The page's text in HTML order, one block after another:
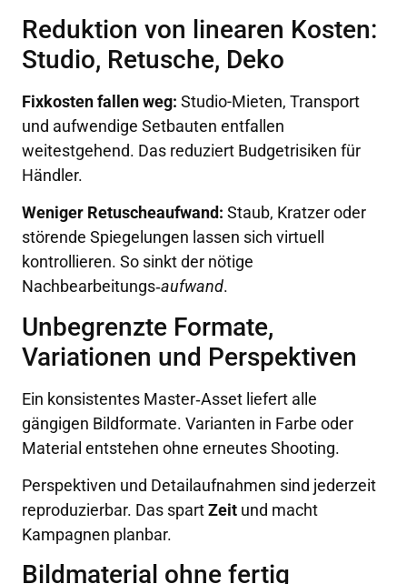
Reduktion von linearen Kosten:
Studio, Retusche, Deko
Fixkosten fallen weg: Studio-Mieten, Transport
und aufwendige Setbauten entfallen
weitestgehend. Das reduziert Budgetrisiken für
Händler.
Weniger Retuscheaufwand: Staub, Kratzer oder
störende Spiegelungen lassen sich virtuell
kontrollieren. So sinkt der nötige
Nachbearbeitungs‑aufwand.
Unbegrenzte Formate,
Variationen und Perspektiven
Ein konsistentes Master‑Asset liefert alle
gängigen Bildformate. Varianten in Farbe oder
Material entstehen ohne erneutes Shooting.
Perspektiven und Detailaufnahmen sind jederzeit
reproduzierbar. Das spartZeit und macht
Kampagnen planbar.
Bildmaterial ohne fertig